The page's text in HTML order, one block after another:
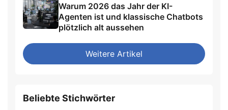
Warum 2026 das Jahr der KI-
Agenten ist und klassische Chatbots
plötzlich alt aussehen
Weitere Artikel
Beliebte Stichwörter